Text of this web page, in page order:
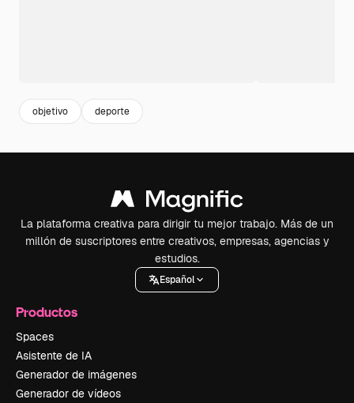
objetivo deporte
La plataforma creativa para dirigir tu mejor trabajo. Más de un
millón de suscriptores entre creativos, empresas, agencias y
estudios.
Español
Productos
Spaces
Asistente de IA
Generador de imágenes
Generador de vídeos